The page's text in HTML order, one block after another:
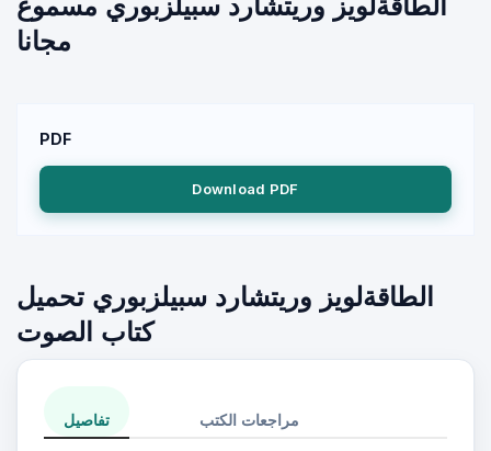
الطاقةلويز وريتشارد سبيلزبوري مسموع
مجانا
PDF
Download PDF
الطاقةلويز وريتشارد سبيلزبوري تحميل
كتاب الصوت
تفاصيل مراجعات الكتب